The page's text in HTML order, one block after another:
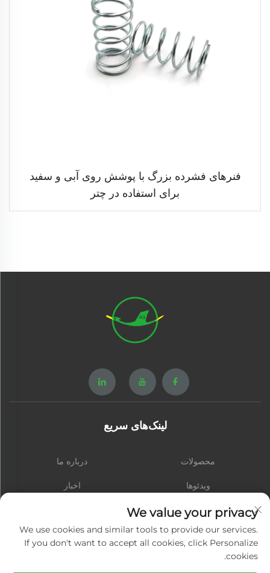
فنرهای فشرده بزرگ با پوشش روی آبی و سفید
برای استفاده در چتر
لینک‌های سریع
محصولات درباره ما
ویدئوها اخبار
تماس با ما
We value your privacy
We use cookies and similar tools to provide our services.
If you don't want to accept all cookies, click Personalize
cookies.